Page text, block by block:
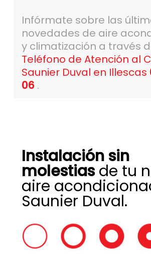
Infórmate sobre las
novedades de aire
y climatización a través
Teléfono de Atención al
Saunier Duval en Illescas
06 .
Instalación sin
molestiasde tu
aire
Saunier Duval.